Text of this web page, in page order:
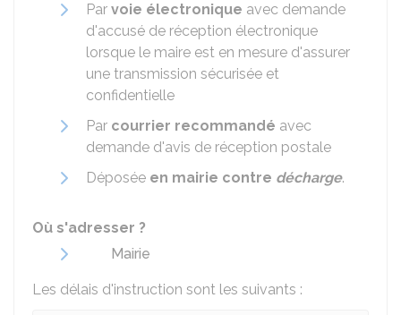
Par voie électronique avec demande
d'accusé de réception électronique
lorsque le maire est en mesure d'assurer
une transmission sécurisée et
confidentielle
Par courrier recommandé avec
demande d'avis de réception postale
Déposée en mairie contre décharge.
Où s'adresser ?
Mairie
Les délais d'instruction sont les suivants :